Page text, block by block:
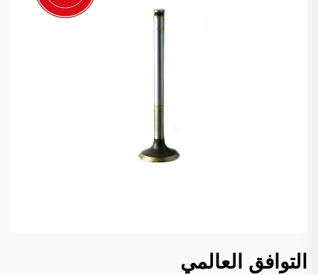
التوافق العالمي